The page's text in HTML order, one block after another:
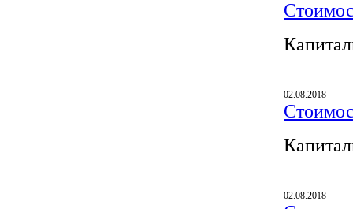
02.08.2018
02.08.2018